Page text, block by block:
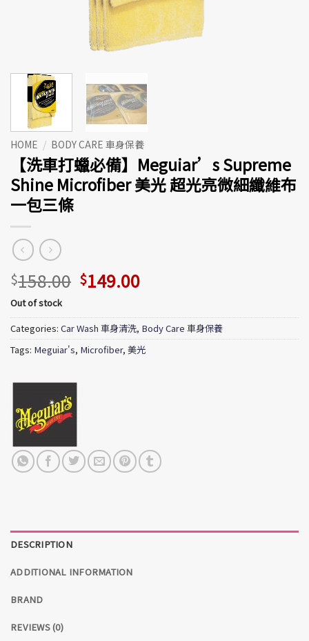
HOME / BODY CARE 車身保養
【洗車打蠟必備】Meguiar’s Supreme
Shine Microfiber 美光 超光亮微細纖維布
一包三條
$158.00 $149.00
Out of stock
Categories: Car Wash 車身清洗, Body Care 車身保養
Tags: Meguiar's, Microfiber, 美光
DESCRIPTION
ADDITIONAL INFORMATION
BRAND
REVIEWS (0)